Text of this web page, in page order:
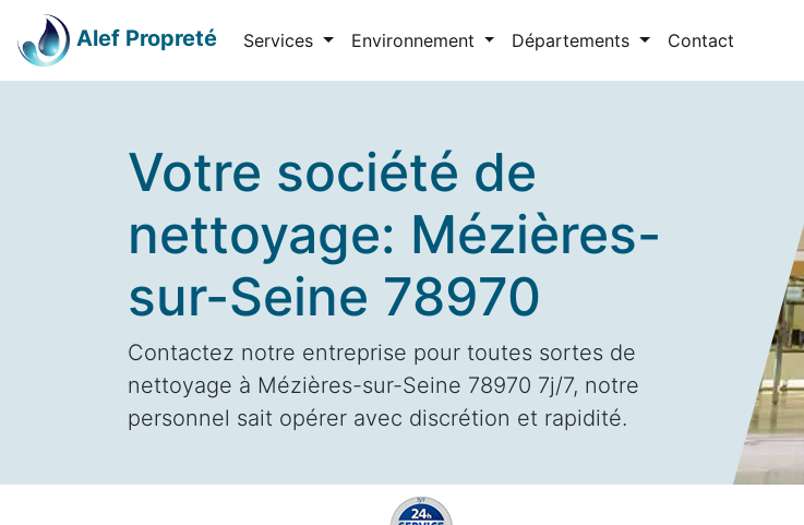
Alef Propreté Services Environnement Départements Contact
Votre société de
nettoyage: Mézières-
sur-Seine 78970
Contactez notre entreprise pour toutes sortes de
nettoyage à Mézières-sur-Seine 78970 7j/7, notre
personnel sait opérer avec discrétion et rapidité.